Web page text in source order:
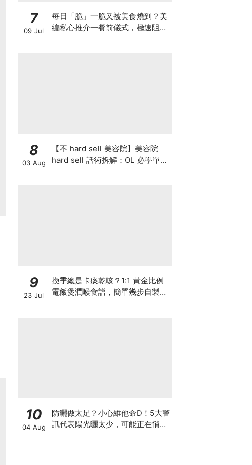
7
09 Jul
每日「脆」一脆又被美食燒到？美
編私心推介一餐前儀式，極速阻碳
8
03 Aug
【不 hard sell 美容院】美容院
hard sell 話術拆解：OL 必學單次
9
23 Jul
換季總是卡痰乾咳？1:1 黃金比例
電飯煲潤喉食譜，簡單幾步自製天
10
04 Aug
防曬做太足？小心維他命D！5大警
訊代表陽光曬太少，可能正在悄悄